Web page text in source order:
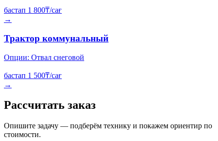
бастап 1 800₸/сағ
→
Трактор коммунальный
Опции: Отвал снеговой
бастап 1 500₸/сағ
→
Рассчитать заказ
Опишите задачу — подберём технику и покажем ориентир по
стоимости.